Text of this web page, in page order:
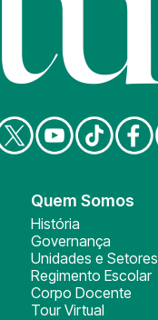
Quem Somos
História
Governança
Unidades e Setores
Regimento Escolar
Corpo Docente
Tour Virtual